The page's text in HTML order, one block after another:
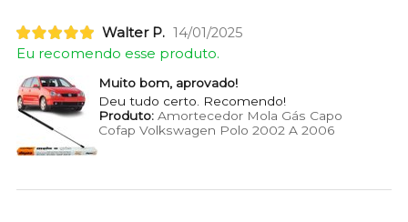
Walter P. 14/01/2025
Eu recomendo esse produto.
Muito bom, aprovado!
Deu tudo certo. Recomendo!
Produto:Amortecedor Mola Gás Capo
Cofap Volkswagen Polo 2002 A 2006